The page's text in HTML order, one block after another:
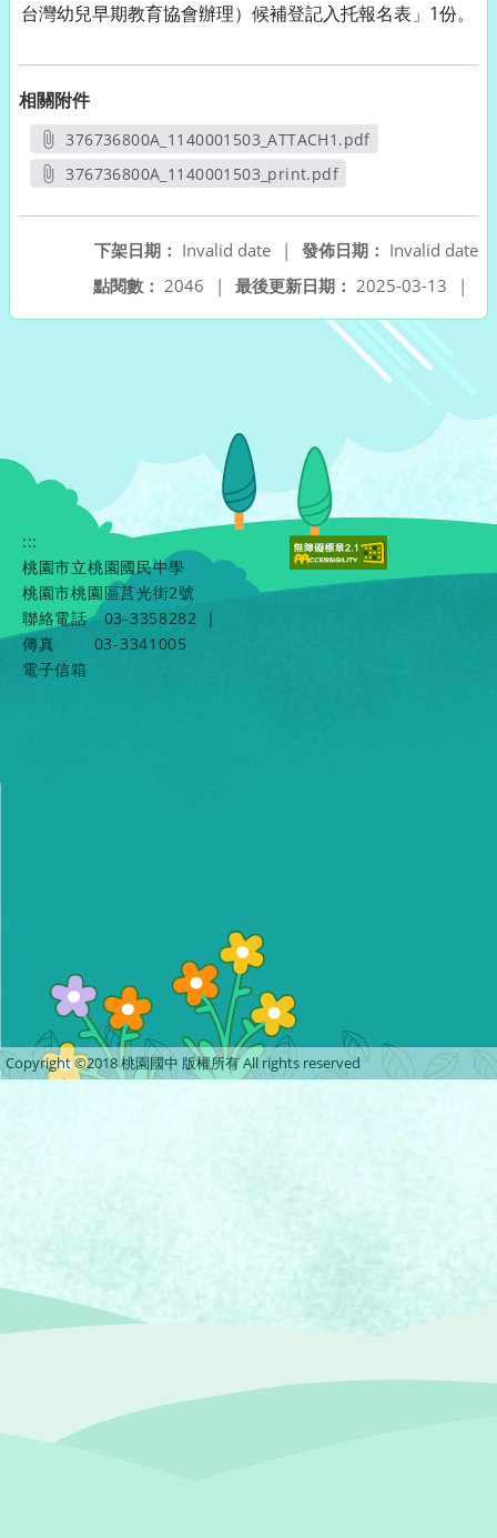
台灣幼兒早期教育協會辦理）候補登記入托報名表」1份。
相關附件
376736800A_1140001503_ATTACH1.pdf
另開新視窗
376736800A_1140001503_print.pdf
發佈日期： Invalid date
下架日期： Invalid date
|
最後更新日期： 2025-03-13 |
點閱數： 2046 |
:::
桃園市立桃園國民中學
桃園市桃園區莒光街2號
聯絡電話
03-3358282
|
傳真
03-3341005
電子信箱
Copyright ©2018 桃園國中 版權所有 All rights reserved